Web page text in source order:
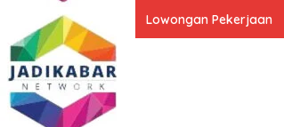
Lowongan Pekerjaan